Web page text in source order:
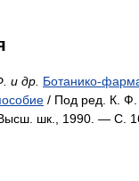
и др. Ботанико-
/ Под ред. К. Ф.
шк., 1990. — С.